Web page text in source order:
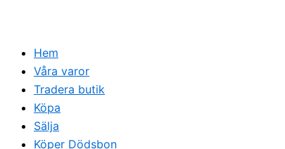
Hem
Våra varor
Tradera butik
Köpa
Sälja
Köper Dödsbon